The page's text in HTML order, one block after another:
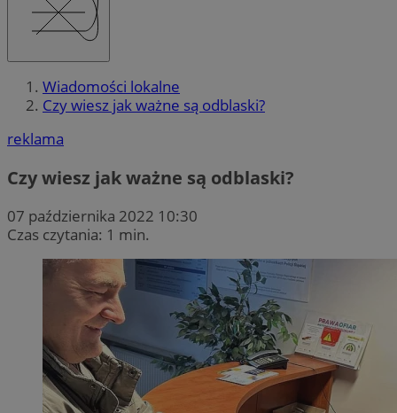
Wiadomości lokalne
Czy wiesz jak ważne są odblaski?
reklama
Czy wiesz jak ważne są odblaski?
07 października 2022 10:30
Czas czytania: 1 min.